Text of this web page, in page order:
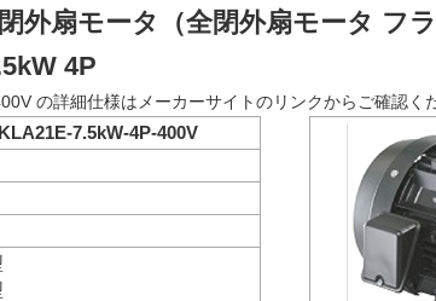
外扇モータ（全閉外扇モータ フラ
4P
の詳細仕様はメーカーサイトのリンクからご確認く
7.5kW-4P-400V